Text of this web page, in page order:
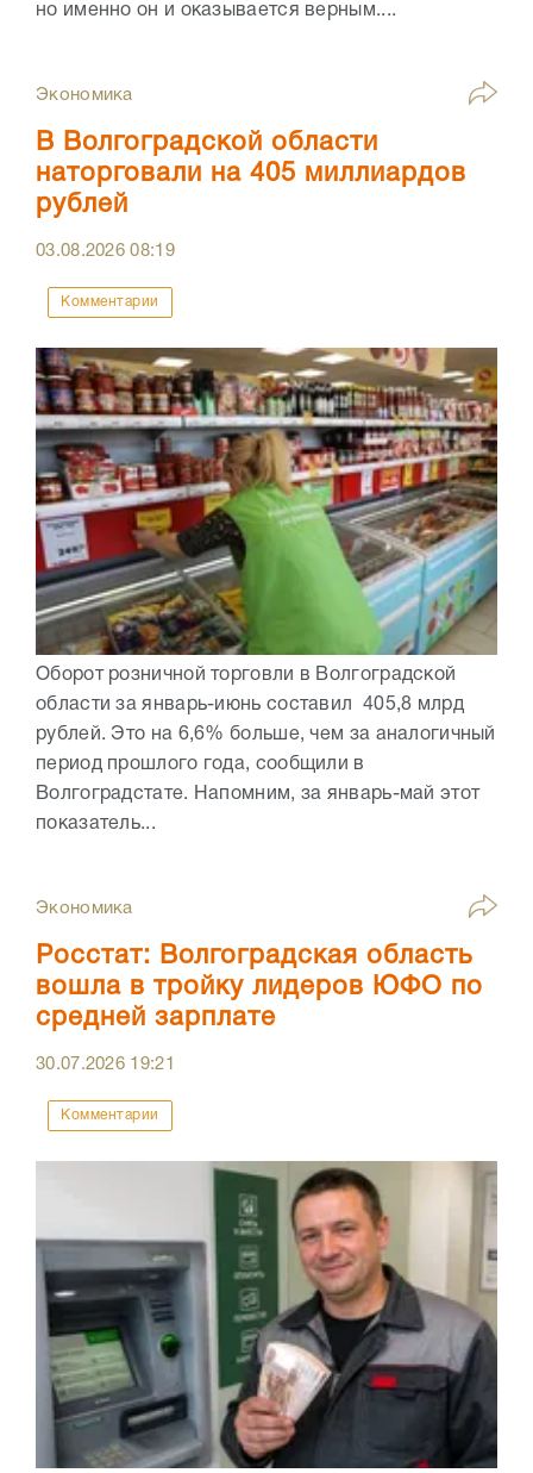
но именно он и оказывается верным....
Экономика
В Волгоградской области
наторговали на 405 миллиардов
рублей
03.08.202608:19
Комментарии
Оборот розничной торговли в Волгоградской
области за январь-июнь составил 405,8 млрд
рублей. Это на 6,6% больше, чем за аналогичный
период прошлого года, сообщили в
Волгоградстате. Напомним, за январь-май этот
показатель...
Экономика
Росстат: Волгоградская область
вошла в тройку лидеров ЮФО по
средней зарплате
30.07.2026 19:21
Комментарии